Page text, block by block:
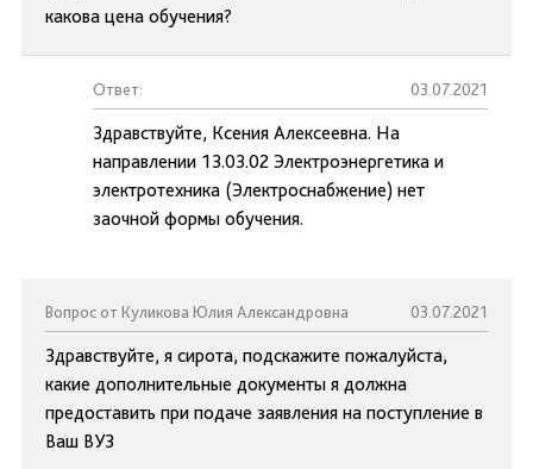
какова цена обучения?
Ответ: 03.07.2021
Здравствуйте, Ксения Алексеевна. На
направлении 13.03.02 Электроэнергетика и
электротехника (Электроснабжение) нет
заочной формы обучения.
Вопрос от Куликова Юлия Александровна 03.07.2021
Здравствуйте, я сирота, подскажите пожалуйста,
какие дополнительные документы я должна
предоставить при подаче заявления на поступление в
Ваш ВУЗ